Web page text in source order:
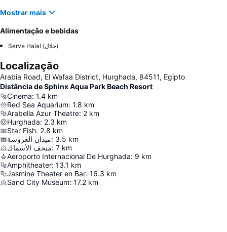
Mostrar mais
Alimentação e bebidas
Serve Halal (حلال)
Localização
Arabia Road, El Wafaa District, Hurghada, 84511, Egipto
Distância de Sphinx Aqua Park Beach Resort
Cinema: 1.4 km
Red Sea Aquarium: 1.8 km
Arabella Azur Theatre: 2 km
Hurghada: 2.3 km
Star Fish: 2.8 km
ميدان العروسة: 3.5 km
متحف الأسماك: 7 km
Aeroporto Internacional De Hurghada: 9 km
Amphitheater: 13.1 km
Jasmine Theater en Bar: 16.3 km
Sand City Museum: 17.2 km